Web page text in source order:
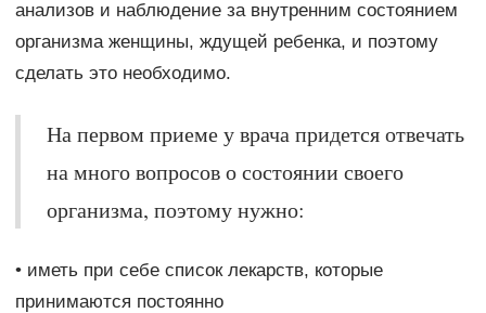
анализов и наблюдение за внутренним состоянием
организма женщины, ждущей ребенка, и поэтому
сделать это необходимо.
На первом приеме у врача придется отвечать
на много вопросов о состоянии своего
организма, поэтому нужно:
• иметь при себе список лекарств, которые
принимаются постоянно